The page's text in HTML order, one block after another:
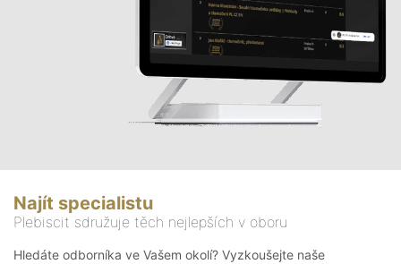
Najít specialistu
Plebiscit sdružuje těch nejlepších v oboru
Hledáte odborníka ve Vašem okolí? Vyzkoušejte naše